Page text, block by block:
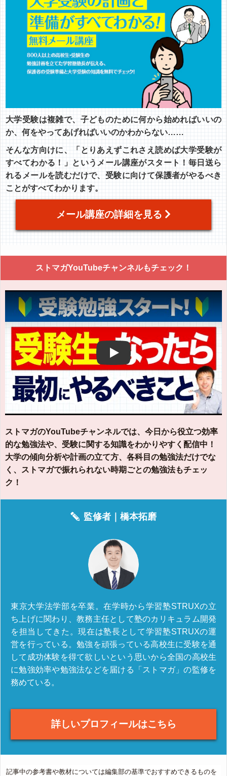
大学受験は複雑で、子どものために何から始めればいいの
か、何をやってあげればいいのかわからない……
そんな方向けに、「とりあえずこれさえ読めば大学受験が
すべてわかる！」というメール講座がスタート！毎日送ら
れるメールを読むだけで、受験に向けて保護者がやるべき
ことがすべてわかります。
メール講座の詳細を見る
ストマガYouTubeチャンネルもチェック！
Play
ストマガのYouTubeチャンネルでは、今日から役立つ効率
的な勉強法や、受験に関する知識をわかりやすく配信中！
大学の傾向分析や計画の立て方、各科目の勉強法だけでな
く、ストマガで振れられない時期ごとの勉強法もチェッ
ク！
監修者｜橋本拓磨
東京大学法学部を卒業。在学時から学習塾STRUXの立
ち上げに関わり、教務主任として塾のカリキュラム開発
を担当してきた。現在は塾長として学習塾STRUXの運
営を行っている。勉強を頑張っている高校生に受験を通
して成功体験を得て欲しいという思いから全国の高校生
に勉強効率や勉強法などを届ける「ストマガ」の監修を
務めている。
詳しいプロフィールはこちら
記事中の参考書や教材については編集部の基準でおすすめできるものを